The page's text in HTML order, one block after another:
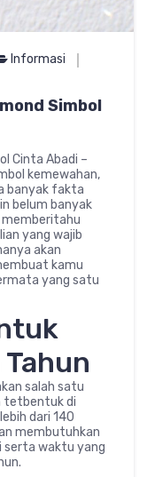
Informasi
Simbol
Cinta Abadi –
kemewahan,
banyak fakta
belum banyak
memberitahu
yang wajib
akan
kamu
yang satu
salah satu
tetbentuk di
dari 140
membutuhkan
serta waktu yang